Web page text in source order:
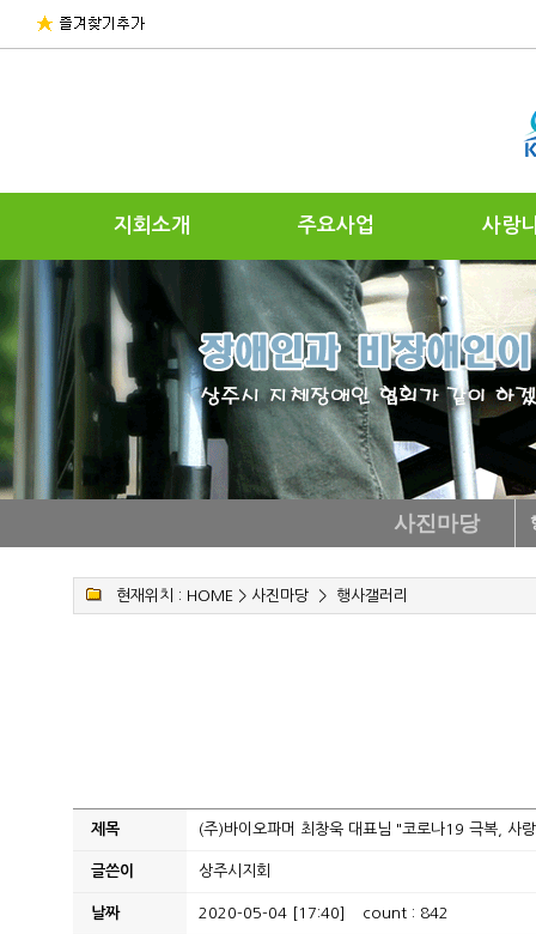
지회소개 주요사업 사랑
사진마당
현재위치 : HOME > 사진마당> 행사갤러리
제목 (주)바이오파머 최창욱 대표님 "코로나19 극복, 사
글쓴이 상주시지회
날짜 2020-05-04 [17:40] count : 842